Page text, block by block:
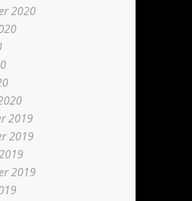
2020
2019
2019
2019